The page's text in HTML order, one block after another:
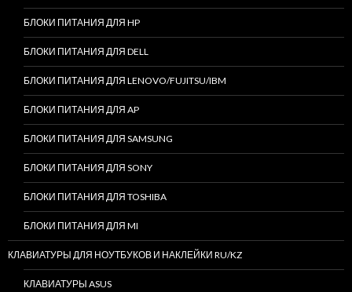
БЛОКИ ПИТАНИЯ ДЛЯ HP
БЛОКИ ПИТАНИЯ ДЛЯ DELL
БЛОКИ ПИТАНИЯ ДЛЯ LENOVO/FUJITSU/IBM
БЛОКИ ПИТАНИЯ ДЛЯ AP
БЛОКИ ПИТАНИЯ ДЛЯ SAMSUNG
БЛОКИ ПИТАНИЯ ДЛЯ SONY
БЛОКИ ПИТАНИЯ ДЛЯ TOSHIBA
БЛОКИ ПИТАНИЯ ДЛЯ MI
КЛАВИАТУРЫ ДЛЯ НОУТБУКОВ И НАКЛЕЙКИ RU/KZ
КЛАВИАТУРЫ ASUS